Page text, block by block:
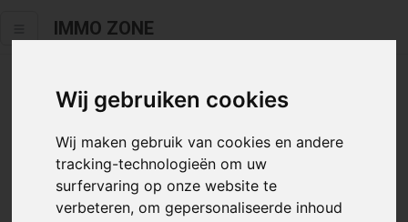
Wij gebruiken cookies
Wij maken gebruik van cookies en andere
tracking-technologieën om uw
surfervaring op onze website te
verbeteren, om gepersonaliseerde inhoud
IMMO ZONE
Helaas staat dit zoekertje niet
meer online.
Neem zeker een kijkje in ons aanbod te koop